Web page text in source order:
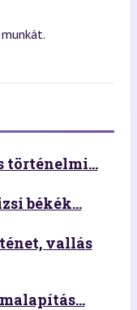
történelmi...
békék...
vallás